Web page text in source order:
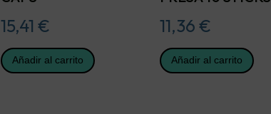
15,41 €
Añadir al carrito
11,36 €
Añadir al carrito